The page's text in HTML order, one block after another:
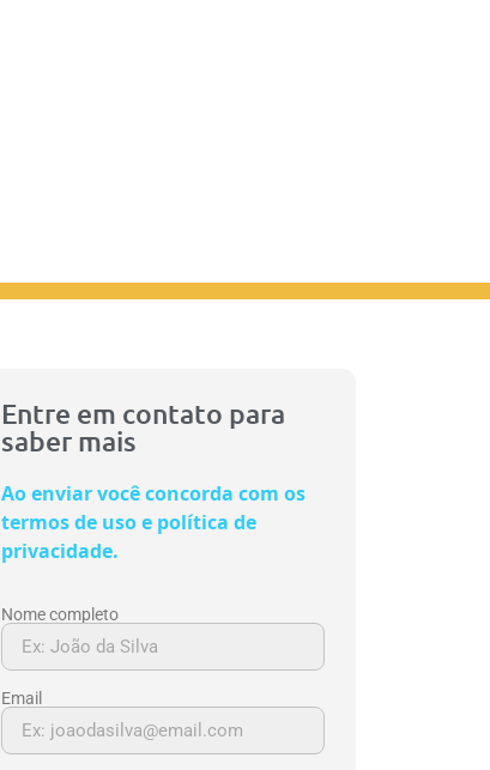
Entre em contato para
saber mais
Ao enviar você concorda com os
termos de uso e política de
privacidade.
Nome completo
Email